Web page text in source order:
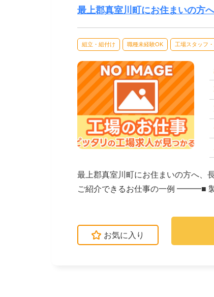
最上郡真室川町にお住まいの方
組立・組付け 職種未経験OK 工場スタッフ
最上郡真室川町にお住まいの方へ
ご紹介できるお仕事の一例 ━━━■
お気に入り